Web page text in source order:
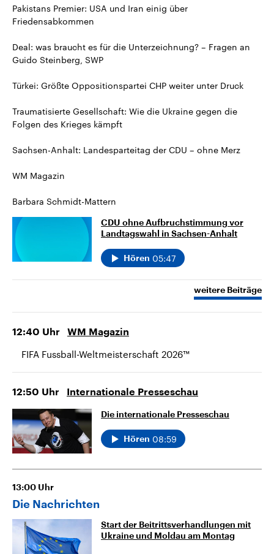
Pakistans Premier: USA und Iran einig über
Friedensabkommen
Deal: was braucht es für die Unterzeichnung? – Fragen an
Guido Steinberg, SWP
Türkei: Größte Oppositionspartei CHP weiter unter Druck
Traumatisierte Gesellschaft: Wie die Ukraine gegen die
Folgen des Krieges kämpft
Sachsen-Anhalt: Landesparteitag der CDU – ohne Merz
WM Magazin
Barbara Schmidt-Mattern
CDU ohne Aufbruchstimmung vor
Landtagswahl in Sachsen-Anhalt
Hören 05:47
weitere Beiträge
12:40 Uhr WM Magazin
FIFA Fussball-Weltmeisterschaft 2026™
12:50 Uhr Internationale Presseschau
Die internationale Presseschau
Hören 08:59
13:00 Uhr
Die Nachrichten
Start der Beitrittsverhandlungen mit
Ukraine und Moldau am Montag